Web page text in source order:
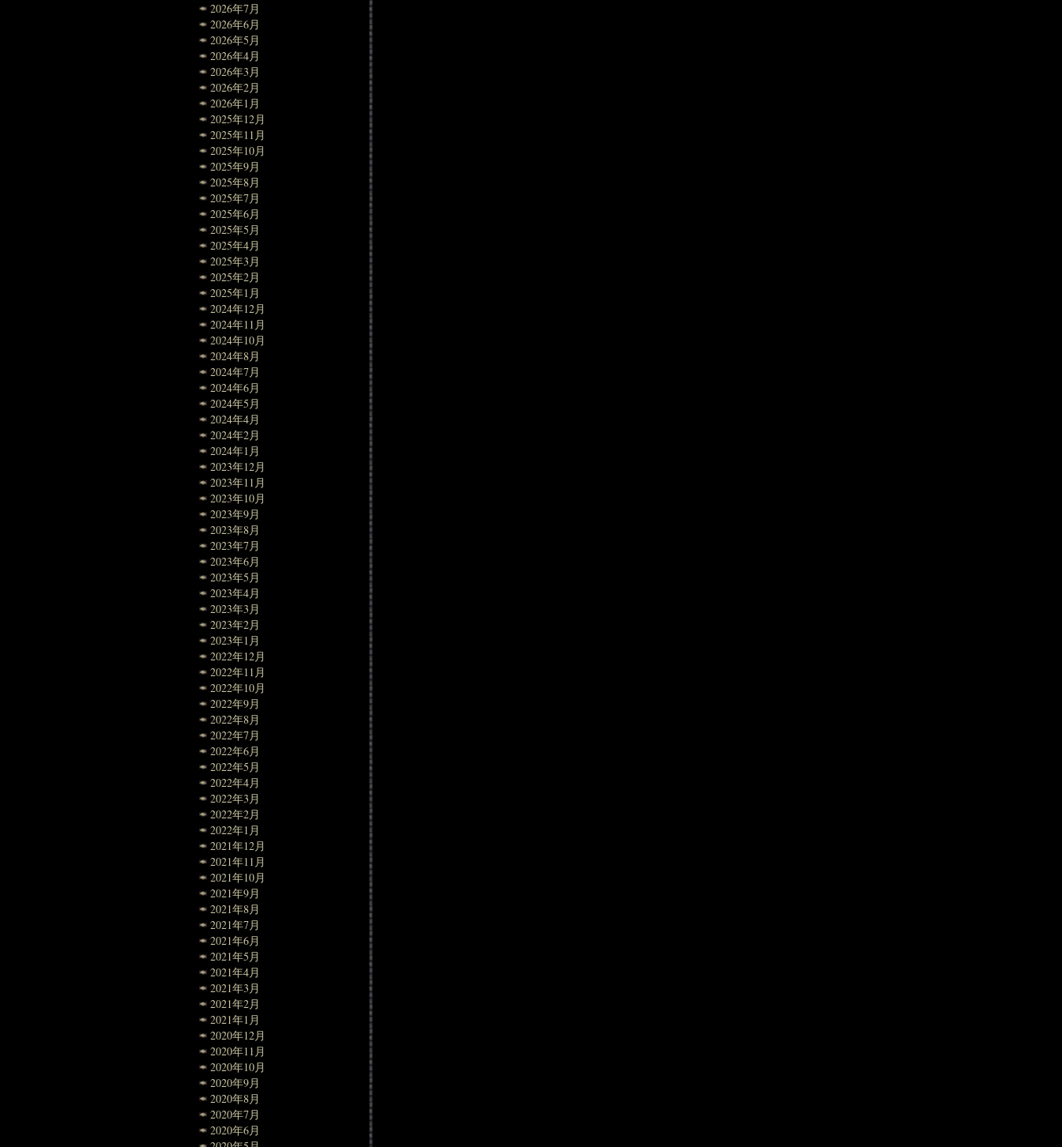
2026年7月
2026年6月
2026年5月
2026年4月
2026年3月
2026年2月
2026年1月
2025年12月
2025年11月
2025年10月
2025年9月
2025年8月
2025年7月
2025年6月
2025年5月
2025年4月
2025年3月
2025年2月
2025年1月
2024年12月
2024年11月
2024年10月
2024年8月
2024年7月
2024年6月
2024年5月
2024年4月
2024年2月
2024年1月
2023年12月
2023年11月
2023年10月
2023年9月
2023年8月
2023年7月
2023年6月
2023年5月
2023年4月
2023年3月
2023年2月
2023年1月
2022年12月
2022年11月
2022年10月
2022年9月
2022年8月
2022年7月
2022年6月
2022年5月
2022年4月
2022年3月
2022年2月
2022年1月
2021年12月
2021年11月
2021年10月
2021年9月
2021年8月
2021年7月
2021年6月
2021年5月
2021年4月
2021年3月
2021年2月
2021年1月
2020年12月
2020年11月
2020年10月
2020年9月
2020年8月
2020年7月
2020年6月